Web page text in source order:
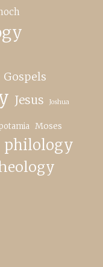
Gospels
Jesus Joshua
Moses
philology